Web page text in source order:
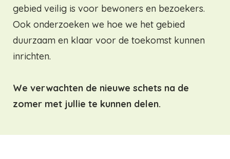
gebied veilig is voor bewoners en bezoekers.
Ook onderzoeken we hoe we het gebied
duurzaam en klaar voor de toekomst kunnen
inrichten.
We verwachten de nieuwe schets na de
zomer met jullie te kunnen delen.